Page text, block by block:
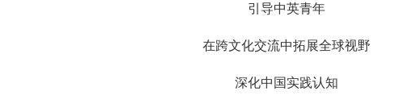
引导中英青年
在跨文化交流中拓展全球视野
深化中国实践认知